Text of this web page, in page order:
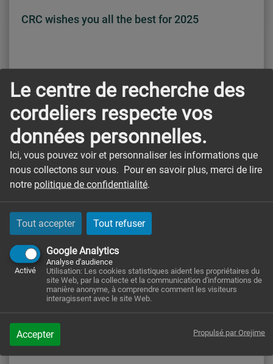
Le centre de recherche des
cordeliers respecte vos
données personnelles.
Ici, vous pouvez voir et personnaliser les informations que
nous collectons sur vous. Pour en savoir plus, merci de lire
notre politique de confidentialité.
Tout accepter Tout refuser
Google Analytics
Activé
Analyse d'audience
Utilisation: Les cookies statistiques aident les propriétaires du
site Web, par la collecte et la communication d'informations de
manière anonyme, à comprendre comment les visiteurs
interagissent avec le site Web.
Accepter Propulsé par Orejime
CRC wishes you all the best for 2025
Focus – EN
CRC Studio: Manufacturing and treating kidney
tumours in the lab